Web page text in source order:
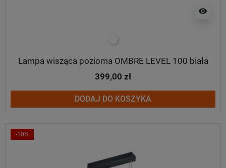
visibility
Lampa wisząca pozioma OMBRE LEVEL 100 biała
399,00 zł
DODAJ DO KOSZYKA
-10%